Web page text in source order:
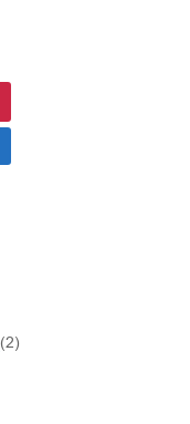
(2)